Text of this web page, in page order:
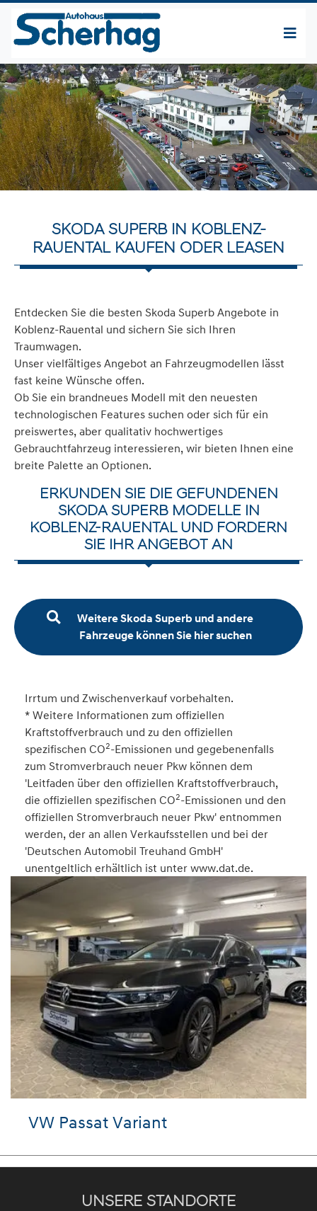
SKODA SUPERB IN KOBLENZ-
RAUENTAL KAUFEN ODER LEASEN
Entdecken Sie die besten Skoda Superb Angebote in
Koblenz-Rauental und sichern Sie sich Ihren
Traumwagen.
Unser vielfältiges Angebot an Fahrzeugmodellen lässt
fast keine Wünsche offen.
Ob Sie ein brandneues Modell mit den neuesten
technologischen Features suchen oder sich für ein
preiswertes, aber qualitativ hochwertiges
Gebrauchtfahrzeug interessieren, wir bieten Ihnen eine
breite Palette an Optionen.
ERKUNDEN SIE DIE GEFUNDENEN
SKODA SUPERB MODELLE IN
KOBLENZ-RAUENTAL UND FORDERN
SIE IHR ANGEBOT AN
Weitere Skoda Superb und andere
Fahrzeuge können Sie hier suchen
Irrtum und Zwischenverkauf vorbehalten.
* Weitere Informationen zum offiziellen
Kraftstoffverbrauch und zu den offiziellen
spezifischen CO2-Emissionen und gegebenenfalls
zum Stromverbrauch neuer Pkw können dem
'Leitfaden über den offiziellen Kraftstoffverbrauch,
die offiziellen spezifischen CO2-Emissionen und den
offiziellen Stromverbrauch neuer Pkw' entnommen
werden, der an allen Verkaufsstellen und bei der
'Deutschen Automobil Treuhand GmbH'
unentgeltlich erhältlich ist unter www.dat.de.
VW Passat Variant
UNSERE STANDORTE